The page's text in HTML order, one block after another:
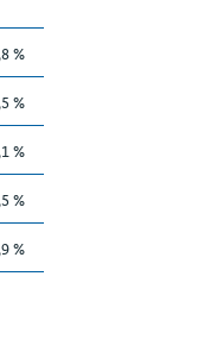
%
%
%
%
%